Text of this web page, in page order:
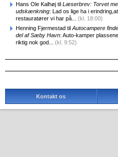
Hans Ole Kalhøj til Læserbrev: Torvet
udskænkning: Lad os lige ha i
restauratører vi har på... (kl. 18:00)
Henning Fjermestad til Autocampere
del af Sæby Havn: Auto-kamper
riktig nok god... (kl. 9:52)
Kontakt os